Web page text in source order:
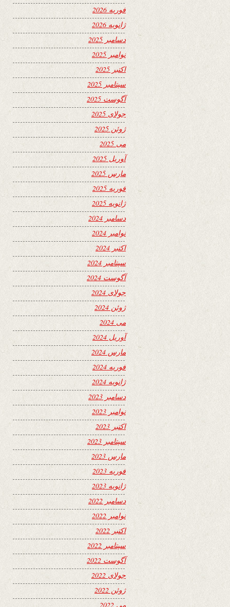
فوریه 2026
ژانویه 2026
دسامبر 2025
نوامبر 2025
اکتبر 2025
سپتامبر 2025
آگوست 2025
جولای 2025
ژوئن 2025
می 2025
آوریل 2025
مارس 2025
فوریه 2025
ژانویه 2025
دسامبر 2024
نوامبر 2024
اکتبر 2024
سپتامبر 2024
آگوست 2024
جولای 2024
ژوئن 2024
می 2024
آوریل 2024
مارس 2024
فوریه 2024
ژانویه 2024
دسامبر 2023
نوامبر 2023
اکتبر 2023
سپتامبر 2023
مارس 2023
فوریه 2023
ژانویه 2023
دسامبر 2022
نوامبر 2022
اکتبر 2022
سپتامبر 2022
آگوست 2022
جولای 2022
ژوئن 2022
می 2022